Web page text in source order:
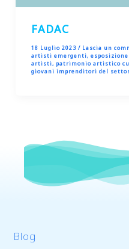
FADAC
18 Luglio 2023 / Lascia un
artisti emergenti,
artisti, patrimonio artistico
giovani imprenditori del
Blog